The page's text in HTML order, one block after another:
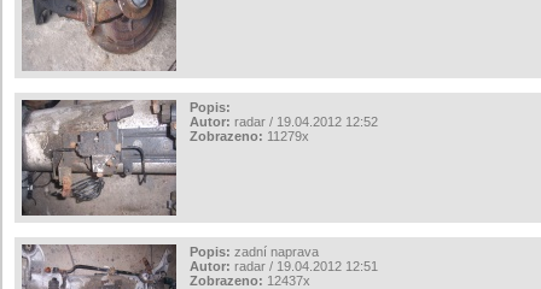
Popis:
Autor: radar / 19.04.2012 12:52
Zobrazeno: 11279x
Popis: zadní naprava
Autor: radar / 19.04.2012 12:51
Zobrazeno: 12437x